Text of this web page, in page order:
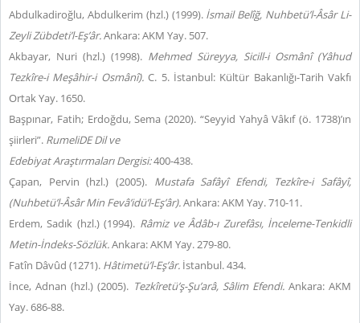
Abdulkadiroğlu, Abdulkerim (hzl.) (1999). İsmail Belîğ, Nuhbetü’l-Âsâr Li-
Zeyli Zübdeti’l-Eş’âr.Ankara: AKM Yay. 507.
Akbayar, Nuri (hzl.) (1998). Mehmed Süreyya, Sicill-i Osmânî (Yâhud
Tezkîre-i Meşâhir-i Osmânî).C. 5. İstanbul: Kültür Bakanlığı-Tarih Vakfı
Ortak Yay. 1650.
Başpınar, Fatih; Erdoğdu, Sema (2020). “Seyyid Yahyâ Vâkıf (ö. 1738)’ın
şiirleri”. RumeliDE Dil ve
Edebiyat Araştırmaları Dergisi:400-438.
Çapan, Pervin (hzl.) (2005). Mustafa Safâyî Efendi, Tezkîre-i Safâyî,
(Nuhbetü’l-Âsâr Min Fevâ’idü’l-Eş’âr).Ankara: AKM Yay. 710-11.
Erdem, Sadık (hzl.) (1994). Râmiz ve Âdâb-ı Zurefâsı, İnceleme-Tenkidli
Metin-İndeks-Sözlük.Ankara: AKM Yay. 279-80.
Fatîn Dâvûd (1271). Hâtimetü’l-Eş’âr. İstanbul. 434.
İnce, Adnan (hzl.) (2005). Tezkîretü’ş-Şu’arâ, Sâlim Efendi.Ankara: AKM
Yay. 686-88.